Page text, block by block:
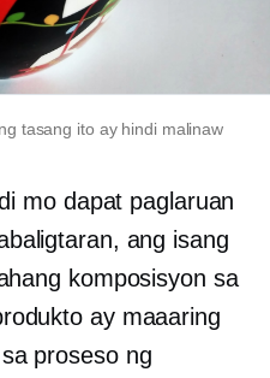
tasang ito ay hindi malinaw
mo dapat paglaruan
ang isang
komposisyon sa
ay maaaring
proseso ng